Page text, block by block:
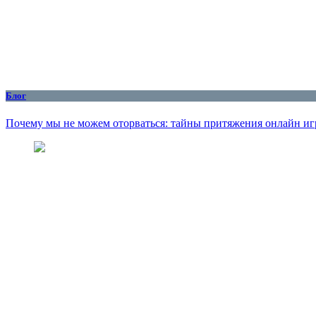
Блог
Почему мы не можем оторваться: тайны притяжения онлайн